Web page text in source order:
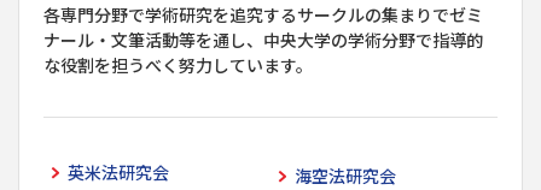
各専門分野で学術研究を追究するサークルの集まりでゼミ
ナール・文筆活動等を通し、中央大学の学術分野で指導的
な役割を担うべく努力しています。
英米法研究会
海空法研究会